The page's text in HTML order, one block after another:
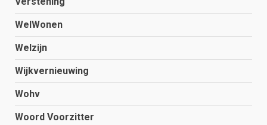
WelWonen
Welzijn
Wijkvernieuwing
Wohv
Woord Voorzitter